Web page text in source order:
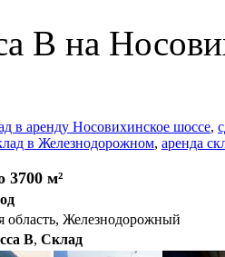
В на
в аренду Носовихинское шоссе,
в Железнодорожном, аренда
3700 м²
область, Железнодорожный
B, Склад